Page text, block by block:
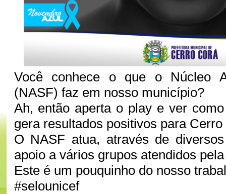
Você conhece o que o Núcleo
(NASF) faz em nosso município?
Ah, então aperta o play e ver
gera resultados positivos para
O NASF atua, através de
apoio a vários grupos atendidos
Este é um pouquinho do nosso
#selounicef